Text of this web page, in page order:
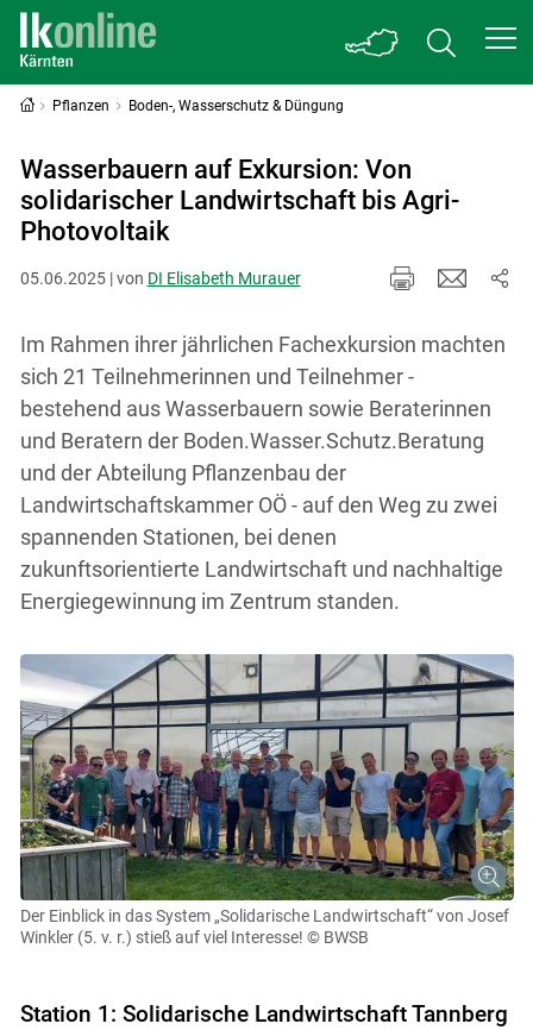
Pflanzen Boden-, Wasserschutz & Düngung
Wasserbauern auf Exkursion: Von
solidarischer Landwirtschaft bis Agri-
Photovoltaik
05.06.2025 | von DI Elisabeth Murauer
Im Rahmen ihrer jährlichen Fachexkursion machten
sich 21 Teilnehmerinnen und Teilnehmer -
bestehend aus Wasserbauern sowie Beraterinnen
und Beratern der Boden.Wasser.Schutz.Beratung
und der Abteilung Pflanzenbau der
Landwirtschaftskammer OÖ - auf den Weg zu zwei
spannenden Stationen, bei denen
zukunftsorientierte Landwirtschaft und nachhaltige
Energiegewinnung im Zentrum standen.
Der Einblick in das System „Solidarische Landwirtschaft“ von Josef
Winkler (5. v. r.) stieß auf viel Interesse! © BWSB
Station 1: Solidarische Landwirtschaft Tannberg